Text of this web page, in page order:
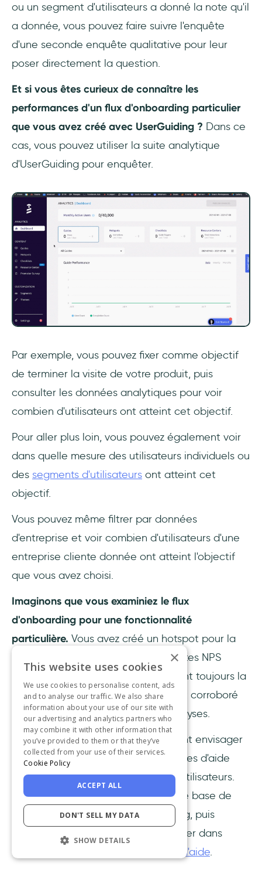
ou un segment d'utilisateurs a donné la note qu'il
a donnée, vous pouvez faire suivre l'enquête
d'une seconde enquête qualitative pour leur
poser directement la question.
Et si vous êtes curieux de connaître les
performances d'un flux d'onboarding particulier
que vous avez créé avec UserGuiding ? Dans ce
cas, vous pouvez utiliser la suite analytique
d'UserGuiding pour enquêter.
Par exemple, vous pouvez fixer comme objectif
de terminer la visite de votre produit, puis
consulter les données analytiques pour voir
combien d'utilisateurs ont atteint cet objectif.
Pour aller plus loin, vous pouvez également voir
dans quelle mesure des utilisateurs individuels ou
des segments d'utilisateurs ont atteint cet
objectif.
Vous pouvez même filtrer par données
d'entreprise et voir combien d'utilisateurs d'une
entreprise cliente donnée ont atteint l'objectif
que vous avez choisi.
Imaginons que vous examiniez le flux
d'onboarding pour une fonctionnalité
particulière. Vous avez créé un hotspot pour la
mettre en évidence, mais les enquêtes NPS
montrent que les utilisateurs trouvent toujours la
fonctionnalité déroutante, ce qui est corroboré
par ce que vous voyez dans les analyses.
Dans ce cas, vous pouvez également envisager
de mettre à disposition des ressources d'aide
supplémentaires pour soutenir vos utilisateurs.
Vous pourriez par exemple créer une base de
connaissances à l'aide d'UserGuiding, puis
permettre aux utilisateurs d'y accéder dans
l'application au moyen d'un
centre d'aide.
×
This website uses cookies
We use cookies to personalise content, ads
and to analyse our traffic. We also share
information about your use of our site with
our advertising and analytics partners who
may combine it with other information that
you’ve provided to them or that they’ve
collected from your use of their services.
Cookie Policy
ACCEPT ALL
DON'T SELL MY DATA
SHOW DETAILS